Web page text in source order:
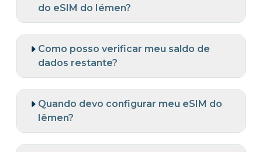
do eSIM do Iémen?
Como posso verificar meu saldo de
dados restante?
Quando devo configurar meu eSIM do
Iêmen?